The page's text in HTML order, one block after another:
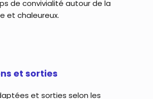
de convivialité autour de la
et chaleureux.
et sorties
et sorties selon les